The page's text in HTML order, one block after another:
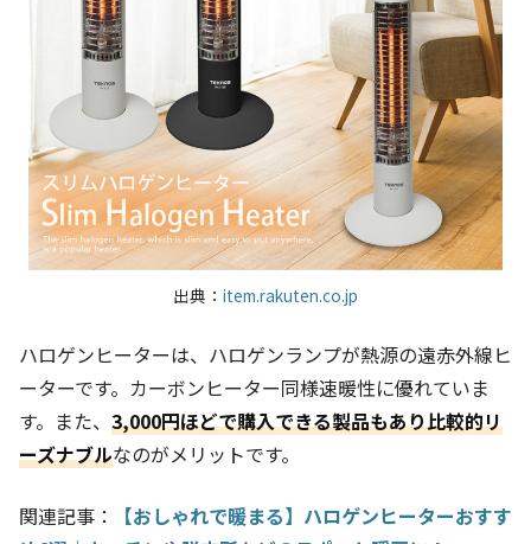
出典： item.rakuten.co.jp
ハロゲンヒーターは、ハロゲンランプが熱源の遠赤外線ヒ
ーターです。カーボンヒーター同様速暖性に優れていま
す。また、 3,000円ほどで購入できる製品もあり比較的リ
ーズナブルなのがメリットです。
関連記事：
【おしゃれで暖まる】ハロゲンヒーターおすす